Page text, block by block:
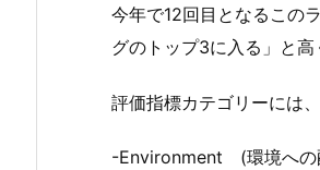
今年で12回目となるこの
グのトップ3に入る」と高
評価指標カテゴリーには、
-Environment (環境への